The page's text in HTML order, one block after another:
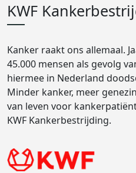
KWF
Kanker raakt ons allemaal.
45.000 mensen als gevolg
hiermee in Nederland
Minder kanker, meer
van leven voor
KWF Kankerbestrijding.